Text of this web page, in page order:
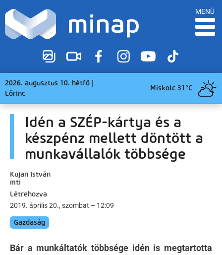
MENÜ
2026. augusztus 10. hétfő |
Lőrinc
Miskolc 31°C
Idén a SZÉP-kártya és a
készpénz mellett döntött a
munkavállalók többsége
Kujan István
mti
Létrehozva
2019. április 20., szombat – 12:09
Gazdaság
Bár a munkáltatók többsége idén is megtartotta